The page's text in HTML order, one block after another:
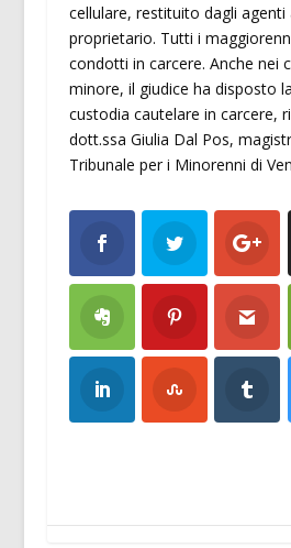
cellulare, restituito dagli
proprietario. Tutti i
condotti in carcere. Anche nei
minore, il giudice ha disposto
custodia cautelare in carcere,
dott.ssa Giulia Dal Pos,
Tribunale per i Minorenni di